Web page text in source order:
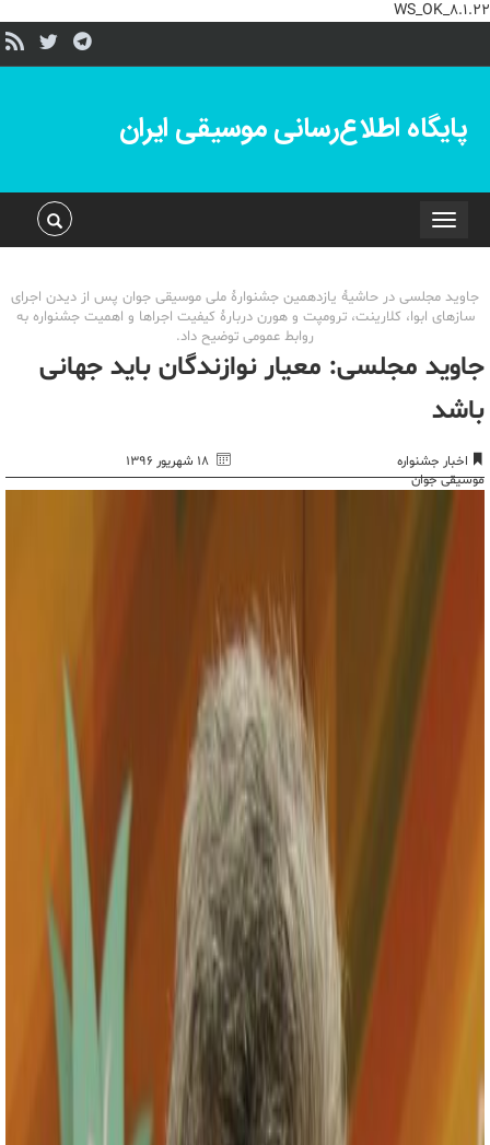
WS_OK_8.1.22
پایگاه اطلاع‌رسانی موسیقی ایران
Toggle
navigation
جاويد مجلسی در حاشيۀ يازدهمين جشنوارۀ ملی موسيقى جوان پس از دیدن اجرای
سازهای ابوا، کلارینت، ترومپت و هورن دربارۀ کیفیت اجراها و اهمیت جشنواره به
روابط عمومی توضیح داد.
جاوید مجلسی: معیار نوازندگان باید جهانی
باشد
اخبار جشنواره
موسیقی جوان
۱۸ شهریور ۱۳۹۶